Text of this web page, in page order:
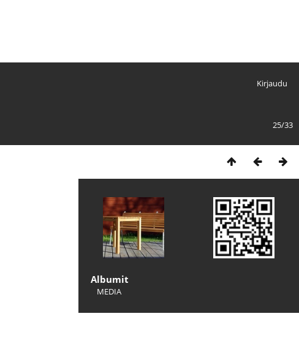
Kirjaudu
25/33
Albumit
MEDIA